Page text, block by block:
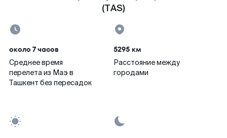
(TAS)
около 7 часов
Среднее время
перелета из Маэ в
Ташкент без пересадок
5295 км
Расстояние между
городами